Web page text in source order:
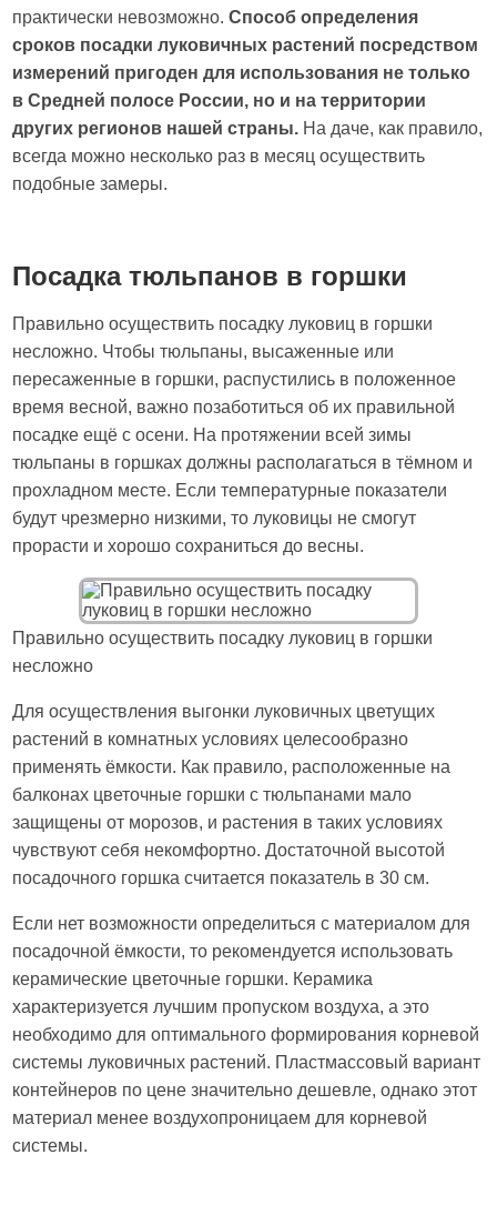
практически невозможно.Способ определения
сроков посадки луковичных растений посредством
измерений пригоден для использования не только
в Средней полосе России, но и на территории
других регионов нашей страны. На даче, как правило,
всегда можно несколько раз в месяц осуществить
подобные замеры.
Посадка тюльпанов в горшки
Правильно осуществить посадку луковиц в горшки
несложно. Чтобы тюльпаны, высаженные или
пересаженные в горшки, распустились в положенное
время весной, важно позаботиться об их правильной
посадке ещё с осени. На протяжении всей зимы
тюльпаны в горшках должны располагаться в тёмном и
прохладном месте. Если температурные показатели
будут чрезмерно низкими, то луковицы не смогут
прорасти и хорошо сохраниться до весны.
Правильно осуществить посадку луковиц в горшки
несложно
Для осуществления выгонки луковичных цветущих
растений в комнатных условиях целесообразно
применять ёмкости. Как правило, расположенные на
балконах цветочные горшки с тюльпанами мало
защищены от морозов, и растения в таких условиях
чувствуют себя некомфортно. Достаточной высотой
посадочного горшка считается показатель в 30 см.
Если нет возможности определиться с материалом для
посадочной ёмкости, то рекомендуется использовать
керамические цветочные горшки. Керамика
характеризуется лучшим пропуском воздуха, а это
необходимо для оптимального формирования корневой
системы луковичных растений. Пластмассовый вариант
контейнеров по цене значительно дешевле, однако этот
материал менее воздухопроницаем для корневой
системы.